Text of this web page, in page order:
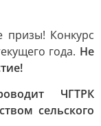
призы! Конкурс
года. Не
ЧГТРК
сельского